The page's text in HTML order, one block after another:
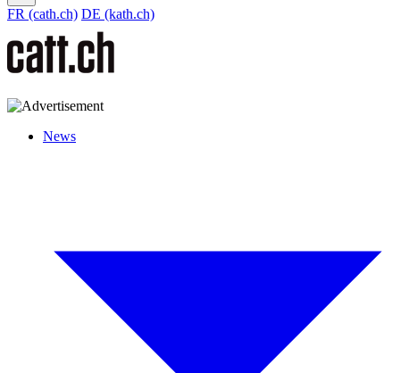
FR (cath.ch) DE (kath.ch)
News